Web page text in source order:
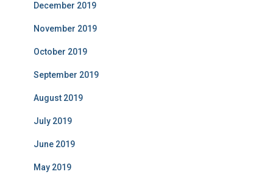
December 2019
November 2019
October 2019
September 2019
August 2019
July 2019
June 2019
May 2019